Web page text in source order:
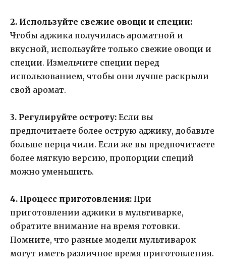
2. Используйте свежие овощи и специи:
Чтобы аджика получилась ароматной и
вкусной, используйте только свежие овощи и
специи. Измельчите специи перед
использованием, чтобы они лучше раскрыли
свой аромат.
3. Регулируйте остроту: Если вы
предпочитаете более острую аджику, добавьте
больше перца чили. Если же вы предпочитаете
более мягкую версию, пропорции специй
можно уменьшить.
4. Процесс приготовления: При
приготовлении аджики в мультиварке,
обратите внимание на время готовки.
Помните, что разные модели мультиварок
могут иметь различное время приготовления.